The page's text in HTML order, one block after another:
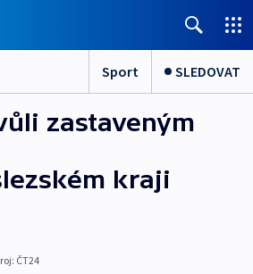
Sport SLEDOVAT
zastaveným
kraji
ČT24